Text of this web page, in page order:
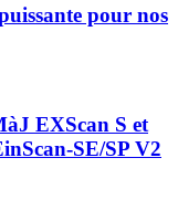
pour nos
EXScan S et
SE/SP V2